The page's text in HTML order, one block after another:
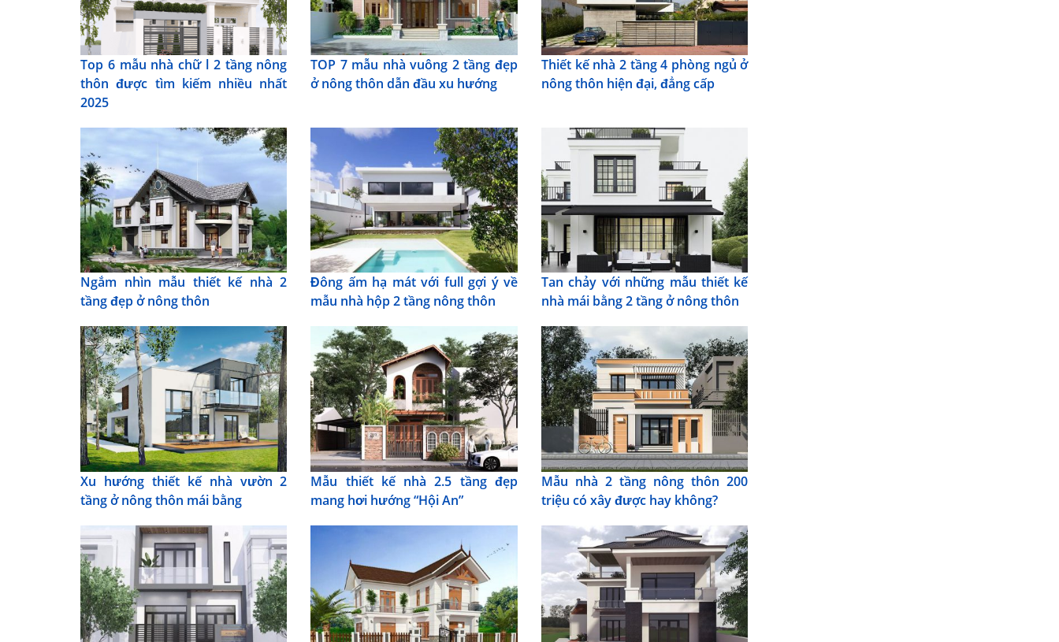
Top 6 mẫu nhà chữ l 2 tầng nông
thôn được tìm kiếm nhiều nhất
2025
TOP 7 mẫu nhà vuông 2 tầng đẹp
ở nông thôn dẫn đầu xu hướng
Thiết kế nhà 2 tầng 4 phòng ngủ ở
nông thôn hiện đại, đẳng cấp
Ngắm nhìn mẫu thiết kế nhà 2
tầng đẹp ở nông thôn
Đông ấm hạ mát với full gợi ý về
mẫu nhà hộp 2 tầng nông thôn
Tan chảy với những mẫu thiết kế
nhà mái bằng 2 tầng ở nông thôn
Xu hướng thiết kế nhà vườn 2
tầng ở nông thôn mái bằng
Mẫu thiết kế nhà 2.5 tầng đẹp
mang hơi hướng “Hội An”
Mẫu nhà 2 tầng nông thôn 200
triệu có xây được hay không?